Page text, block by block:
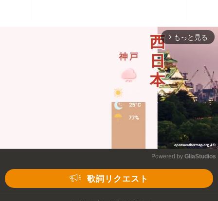
arrow_forward_ios もっと見る
Powered by GliaStudios
歌詞リクエスト